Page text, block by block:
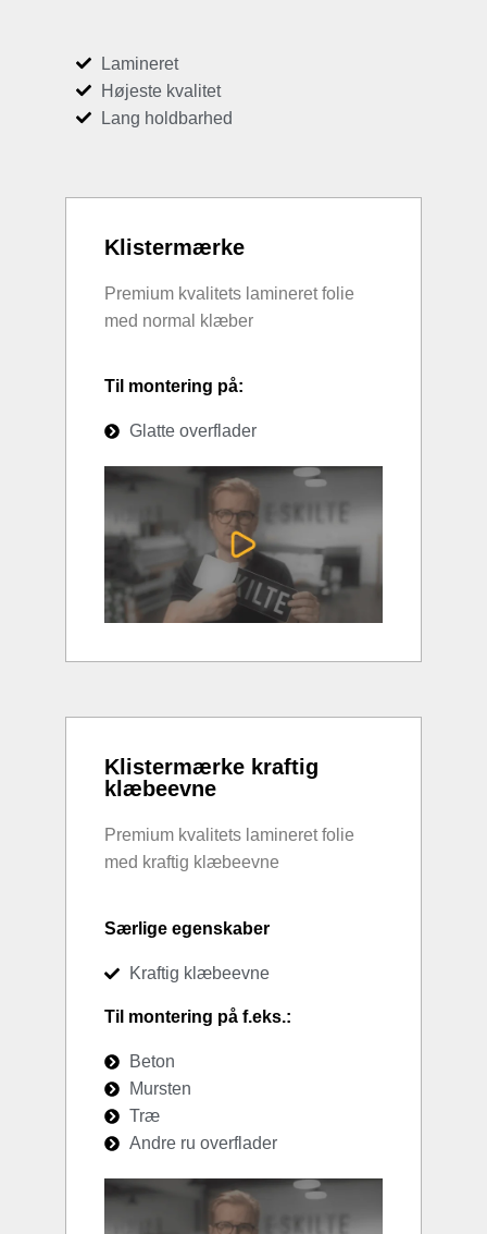
Lamineret
Højeste kvalitet
Lang holdbarhed
Klistermærke
Premium kvalitets lamineret folie
med normal klæber
Til montering på:
Glatte overflader
Klistermærke kraftig
klæbeevne
Premium kvalitets lamineret folie
med kraftig klæbeevne
Særlige egenskaber
Kraftig klæbeevne
Til montering på f.eks.:
Beton
Mursten
Træ
Andre ru overflader